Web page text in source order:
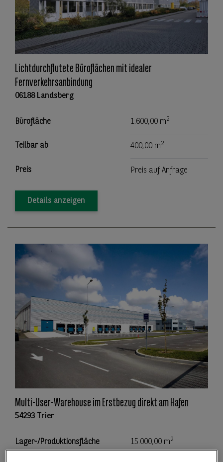
Lichtdurchflutete Büroflächen mit idealer
Fernverkehrsanbindung
06188 Landsberg
Bürofläche 1.600,00 m2
Teilbar ab 400,00 m2
Preis Preis auf Anfrage
Details anzeigen
Multi-User-Warehouse im Erstbezug direkt am Hafen
54293 Trier
Lager-/Produktionsfläche 15.000,00 m2